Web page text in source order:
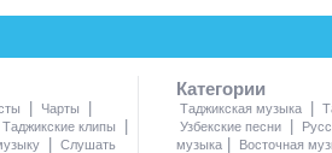
Чарты
Таджикские клипы
Слушать
Категории
Таджикская музыка
Узбекские песни
музыка
Восточная